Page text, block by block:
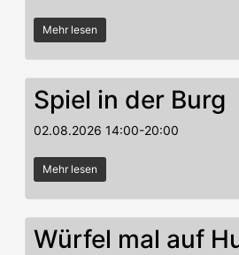
Mehr lesen
Spiel in der Burg
02.08.2026 14:00-20:00
Mehr lesen
Würfel mal auf